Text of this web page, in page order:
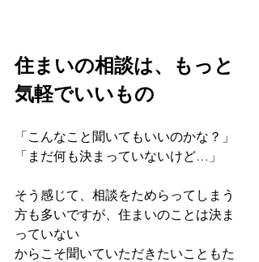
住まいの相談は、もっと
気軽でいいもの
「こんなこと聞いてもいいのかな？」
「まだ何も決まっていないけど…」
そう感じて、相談をためらってしまう
方も多いですが、住まいのことは決ま
っていない
からこそ聞いていただきたいこともた